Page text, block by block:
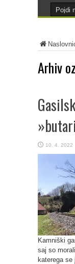
Arhiv
10. 4. 2022
Kamniški
saj so
katerega